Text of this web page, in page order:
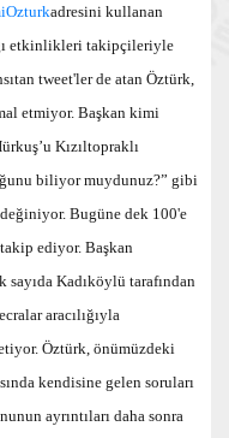
adresini kullanan
etkinlikleri takipçileriyle
tweet'ler de atan Öztürk,
etmiyor. Başkan kimi
Kızıltopraklı
biliyor muydunuz?” gibi
Bugüne dek 100'e
ediyor. Başkan
Kadıköylü tarafından
aracılığıyla
Öztürk, önümüzdeki
kendisine gelen soruları
ayrıntıları daha sonra